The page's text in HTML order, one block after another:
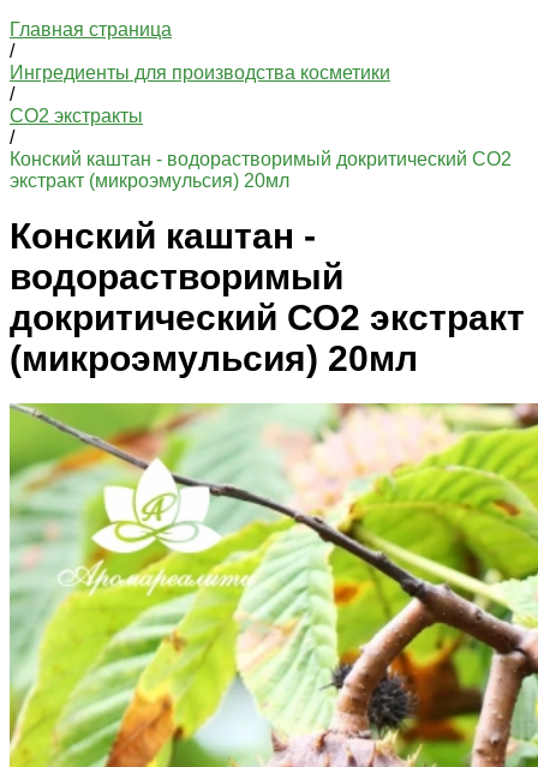
Главная страница
/
Ингредиенты для производства косметики
/
СО2 экстракты
/
Конский каштан - водорастворимый докритический СО2
экстракт (микроэмульсия) 20мл
Конский каштан -
водорастворимый
докритический СО2 экстракт
(микроэмульсия) 20мл